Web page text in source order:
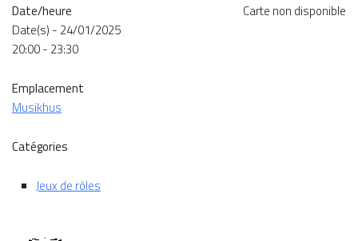
Carte non disponible
Date/heure
Date(s) - 24/01/2025
20:00 - 23:30
Emplacement
Musikhus
Catégories
Jeux de rôles